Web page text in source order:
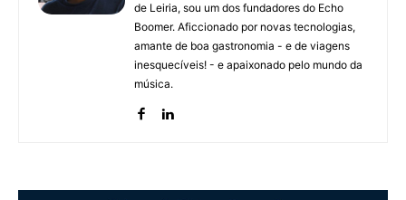
de Leiria, sou um dos fundadores do Echo
Boomer. Aficcionado por novas tecnologias,
amante de boa gastronomia - e de viagens
inesquecíveis! - e apaixonado pelo mundo da
música.